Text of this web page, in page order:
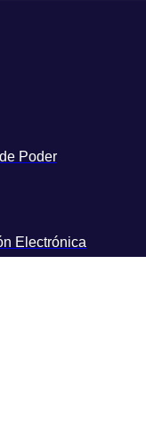
Poder
Electrónica